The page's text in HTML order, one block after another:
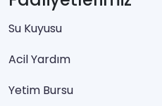
Su Kuyusu
Acil Yardım
Yetim Bursu